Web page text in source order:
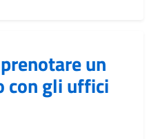
un
con gli uffici